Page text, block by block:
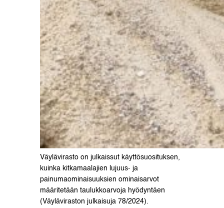
Väylävirasto on julkaissut käyttösuosituksen,
kuinka kitkamaalajien lujuus- ja
painumaominaisuuksien ominaisarvot
määritetään taulukkoarvoja hyödyntäen
(Väyläviraston julkaisuja 78/2024).